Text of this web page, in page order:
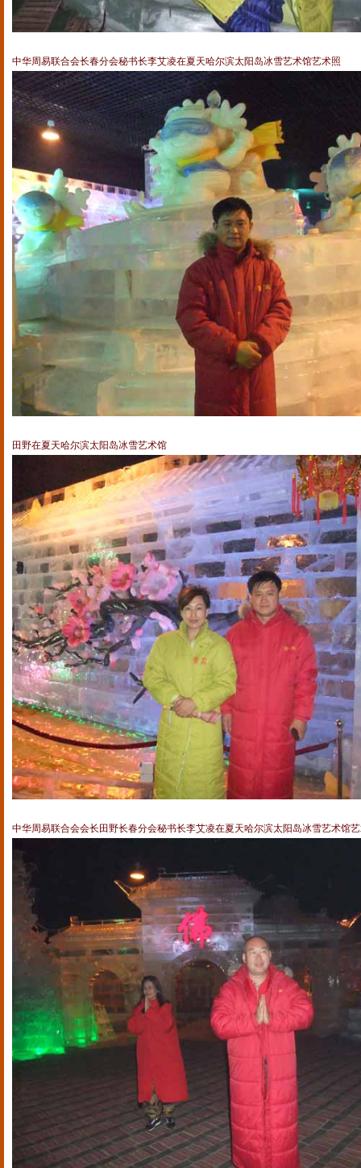
中华周易联合会长春分会秘书长李艾凌在夏天哈尔滨太阳岛冰雪艺术馆艺术照
田野在夏天哈尔滨太阳岛冰雪艺术馆
中华周易联合会会长田野长春分会秘书长李艾凌在夏天哈尔滨太阳岛冰雪艺术馆